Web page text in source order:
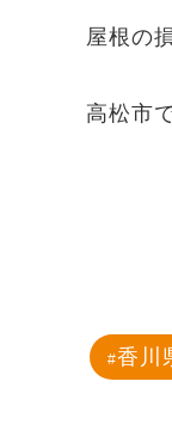
屋根の
高松市
香川